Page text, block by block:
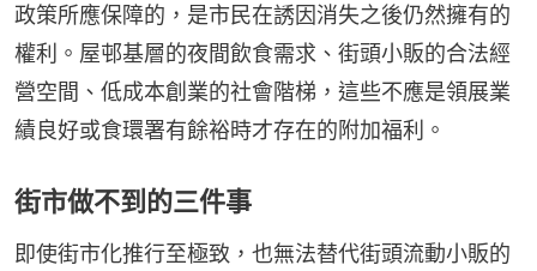
政策所應保障的，是市民在誘因消失之後仍然擁有的
權利。屋邨基層的夜間飲食需求、街頭小販的合法經
營空間、低成本創業的社會階梯，這些不應是領展業
績良好或食環署有餘裕時才存在的附加福利。
街市做不到的三件事
即使街市化推行至極致，也無法替代街頭流動小販的